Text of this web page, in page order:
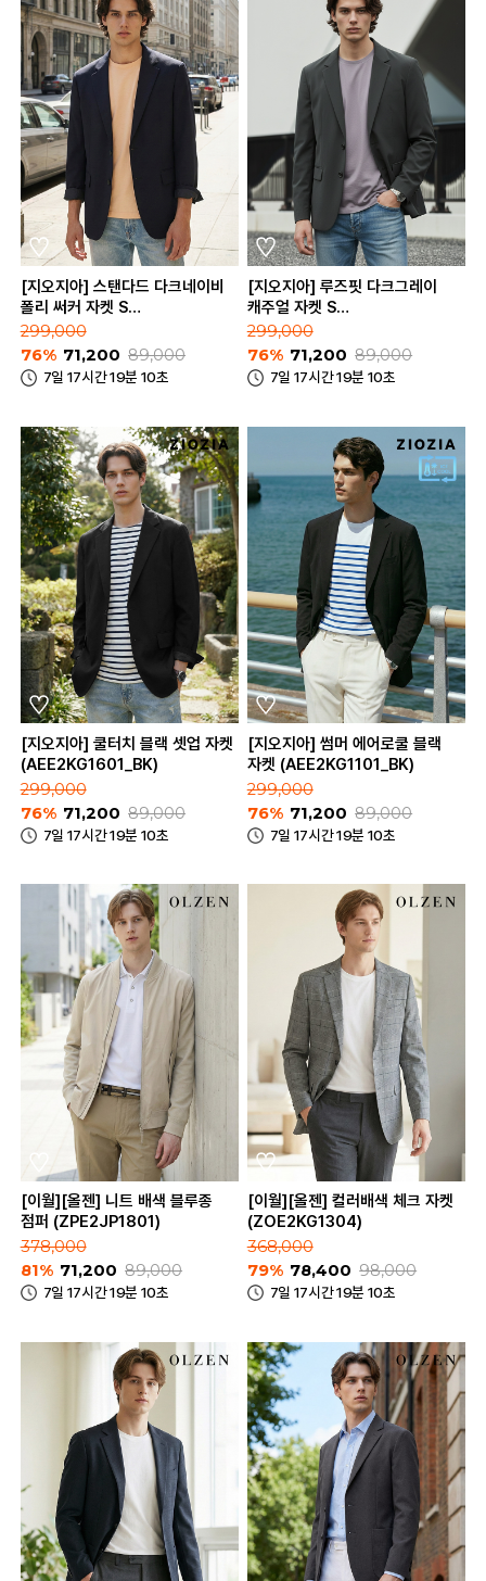
[지오지아] 스탠다드 다크네이비
폴리 써커 자켓 S
(AEE2KG1601_DNV)
299,000
76% 71,200 89,000
7일 17시간 19분 10초
[지오지아] 루즈핏 다크그레이
캐주얼 자켓 S
(AAE2KG1604_DGR)
299,000
76% 71,200 89,000
7일 17시간 19분 10초
[지오지아] 쿨터치 블랙 셋업 자켓
(AEE2KG1601_BK)
299,000
76% 71,200 89,000
7일 17시간 19분 10초
[지오지아] 썸머 에어로쿨 블랙
자켓 (AEE2KG1101_BK)
299,000
76% 71,200 89,000
7일 17시간 19분 10초
[이월][올젠] 니트 배색 블루종
점퍼 (ZPE2JP1801)
378,000
81% 71,200 89,000
7일 17시간 19분 10초
[이월][올젠] 컬러배색 체크 자켓
(ZOE2KG1304)
368,000
79% 78,400 98,000
7일 17시간 19분 10초